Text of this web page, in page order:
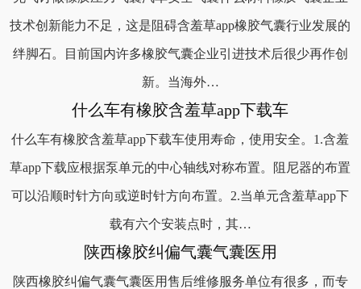
技术创新能力不足，这是阻碍含羞草app橡胶气囊行业发展的
绊脚石。目前国内许多橡胶气囊企业引进技术后很少再作创
新。当海外…
什么车有橡胶含羞草app下载车
什么车有橡胶含羞草app下载车使用寿命，使用安全。1.含羞
草app下载应根据泵单元的中心轴线对称布置。阻尼器的布置
可以沿顺时针方向或逆时针方向布置。2.当单元含羞草app下
载有六个安装点时，其…
陕西橡胶纠偏气囊气囊医用
陕西橡胶纠偏气囊气囊医用售后维修服务单位有很多，而专